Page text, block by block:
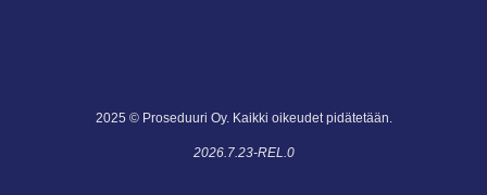
2025 © Proseduuri Oy. Kaikki oikeudet pidätetään.
2026.7.23-REL.0